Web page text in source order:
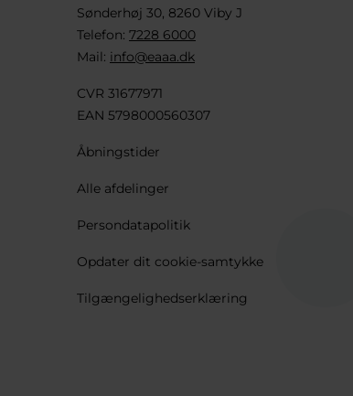
Sønderhøj 30, 8260 Viby J
Telefon: 7228 6000
Mail: info@eaaa.dk
CVR 31677971
EAN 5798000560307
Åbningstider
Alle afdelinger
Persondatapolitik
Opdater dit cookie-samtykke
Tilgængelighedserklæring